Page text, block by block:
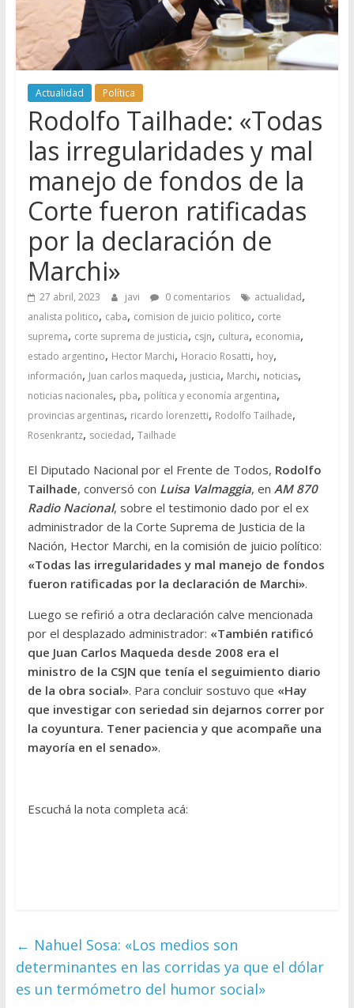
Actualidad Política
Rodolfo Tailhade: «Todas
las irregularidades y mal
manejo de fondos de la
Corte fueron ratificadas
por la declaración de
Marchi»
27 abril, 2023 javi 0 comentarios actualidad,
analista politico, caba, comision de juicio politico, corte
suprema, corte suprema de justicia, csjn, cultura, economia,
estado argentino, Hector Marchi, Horacio Rosatti, hoy,
información, Juan carlos maqueda, justicia, Marchi, noticias,
noticias nacionales, pba, política y economía argentina,
provincias argentinas, ricardo lorenzetti, Rodolfo Tailhade,
Rosenkrantz, sociedad, Tailhade
El Diputado Nacional por el Frente de Todos, Rodolfo
Tailhade, conversó con Luisa Valmaggia, en AM 870
Radio Nacional, sobre el testimonio dado por el ex
administrador de la Corte Suprema de Justicia de la
Nación, Hector Marchi, en la comisión de juicio político:
«Todas las irregularidades y mal manejo de fondos
fueron ratificadas por la declaración de Marchi».
Luego se refirió a otra declaración calve mencionada
por el desplazado administrador: «También ratificó
que Juan Carlos Maqueda desde 2008 era el
ministro de la CSJN que tenía el seguimiento diario
de la obra social». Para concluir sostuvo que «Hay
que investigar con seriedad sin dejarnos correr por
la coyuntura. Tener paciencia y que acompañe una
mayoría en el senado».
Escuchá la nota completa acá:
← Nahuel Sosa: «Los medios son
determinantes en las corridas ya que el dólar
es un termómetro del humor social»